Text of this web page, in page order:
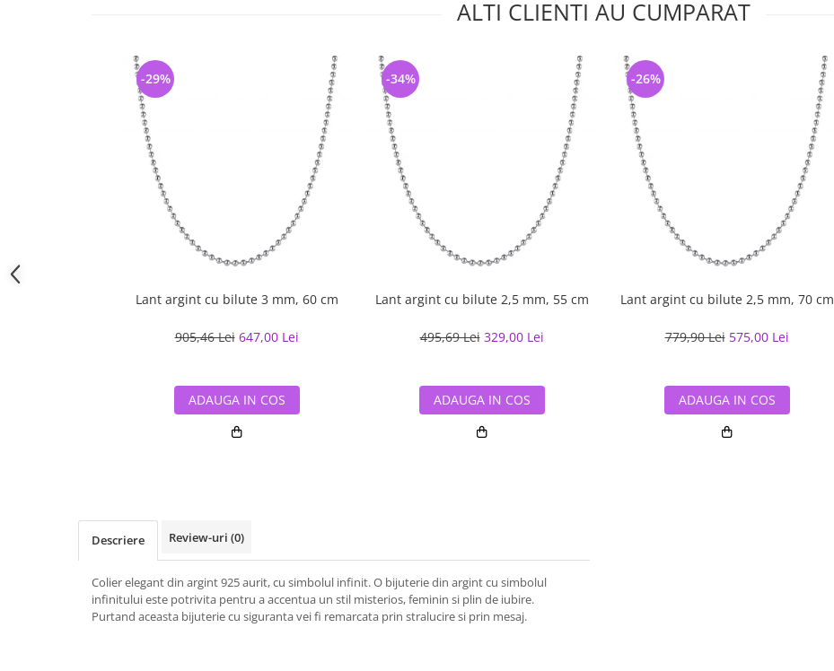
ALTI CLIENTI AU CUMPARAT
Lant argint cu bilute 3 mm, 60 cm
905,46 Lei 647,00 Lei
-29%
ADAUGA IN COS
Lant argint cu bilute 2,5 mm, 55 cm
495,69 Lei 329,00 Lei
-34%
ADAUGA IN COS
Lant argint cu bilute 2,5 mm, 70 cm
779,90 Lei 575,00 Lei
-26%
ADAUGA IN COS
Descriere Review-uri (0)
Colier elegant din argint 925 aurit, cu simbolul infinit. O bijuterie din argint cu simbolul
infinitului este potrivita pentru a accentua un stil misterios, feminin si plin de iubire.
Purtand aceasta bijuterie cu siguranta vei fi remarcata prin stralucire si prin mesaj.